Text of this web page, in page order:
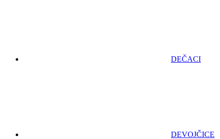
DEČACI
DEVOJČICE